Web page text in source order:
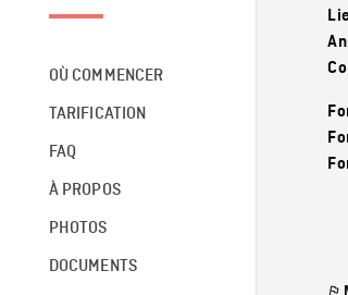
OÙ COMMENCER
TARIFICATION
FAQ
À PROPOS
PHOTOS
DOCUMENTS